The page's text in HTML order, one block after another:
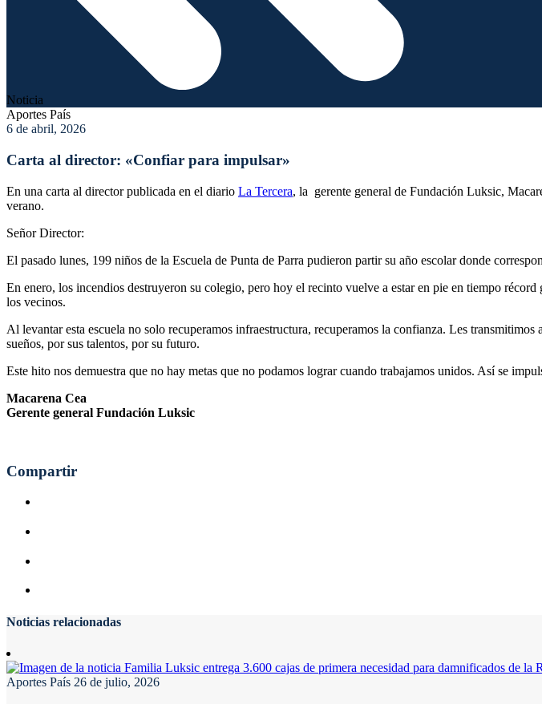
Noticia
Aportes País
6 de abril, 2026
Carta al director: «Confiar para impulsar»
En una carta al director publicada en el diario La Tercera, la gerente general de Fundación Luksic,
verano.
Señor Director:
El pasado lunes, 199 niños de la Escuela de Punta de Parra pudieron partir su año escolar donde
En enero, los incendios destruyeron su colegio, pero hoy el recinto vuelve a estar en pie en tiempo
los vecinos.
Al levantar esta escuela no solo recuperamos infraestructura, recuperamos la confianza. Les
sueños, por sus talentos, por su futuro.
Este hito nos demuestra que no hay metas que no podamos lograr cuando trabajamos unidos. Así se
Macarena Cea
Gerente general Fundación Luksic
Compartir
Noticias relacionadas
Aportes País 26 de julio, 2026